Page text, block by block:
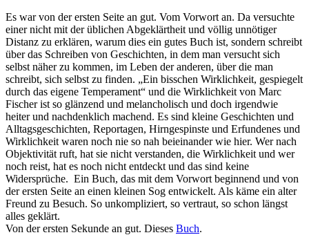
Es war von der ersten Seite an gut. Vom Vorwort an. Da versuchte
einer nicht mit der üblichen Abgeklärtheit und völlig unnötiger
Distanz zu erklären, warum dies ein gutes Buch ist, sondern schreibt
über das Schreiben von Geschichten, in dem man versucht sich
selbst näher zu kommen, im Leben der anderen, über die man
schreibt, sich selbst zu finden. „Ein bisschen Wirklichkeit, gespiegelt
durch das eigene Temperament“ und die Wirklichkeit von Marc
Fischer ist so glänzend und melancholisch und doch irgendwie
heiter und nachdenklich machend. Es sind kleine Geschichten und
Alltagsgeschichten, Reportagen, Hirngespinste und Erfundenes und
Wirklichkeit waren noch nie so nah beieinander wie hier. Wer nach
Objektivität ruft, hat sie nicht verstanden, die Wirklichkeit und wer
noch reist, hat es noch nicht entdeckt und das sind keine
Widersprüche. Ein Buch, das mit dem Vorwort beginnend und von
der ersten Seite an einen kleinen Sog entwickelt. Als käme ein alter
Freund zu Besuch. So unkompliziert, so vertraut, so schon längst
alles geklärt.
Von der ersten Sekunde an gut. Dieses Buch.